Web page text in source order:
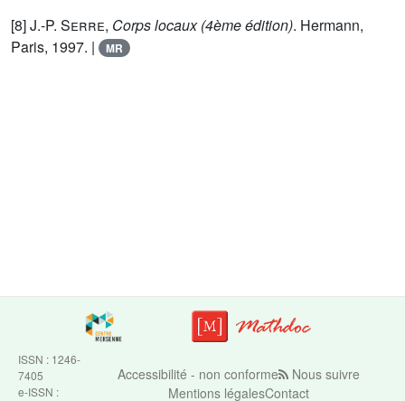
[8]J.-P. Serre, Corps locaux (4ème édition). Hermann,
Paris, 1997. |
MR
ISSN : 1246-
7405
e-ISSN :
Accessibilité - non conforme Nous suivre
Mentions légalesContact